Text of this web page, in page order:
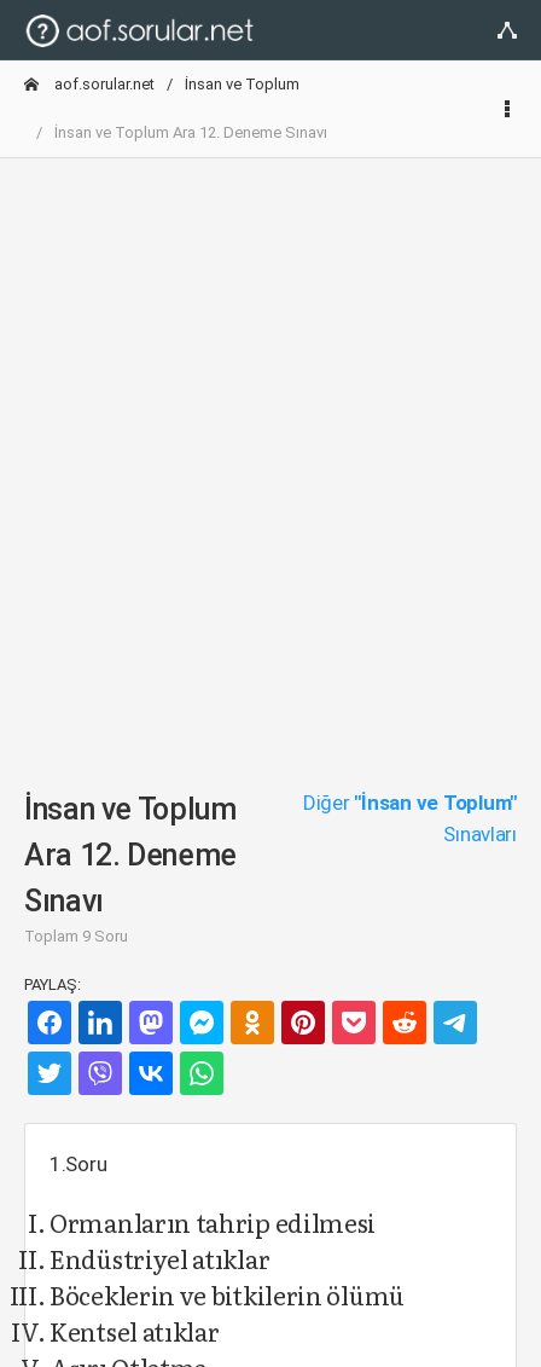
aof.sorular.net İnsan ve Toplum
İnsan ve Toplum Ara 12. Deneme Sınavı
İnsan ve Toplum
Ara 12. Deneme
Sınavı
Toplam 9 Soru
Diğer "İnsan ve Toplum"
Sınavları
PAYLAŞ:
1.Soru
Ormanların tahrip edilmesi
Endüstriyel atıklar
Böceklerin ve bitkilerin ölümü
Kentsel atıklar